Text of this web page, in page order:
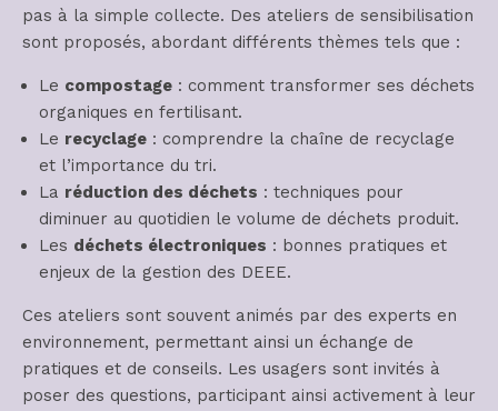
pas à la simple collecte. Des ateliers de sensibilisation
sont proposés, abordant différents thèmes tels que :
Le compostage : comment transformer ses déchets
organiques en fertilisant.
Le recyclage : comprendre la chaîne de recyclage
et l’importance du tri.
La réduction des déchets : techniques pour
diminuer au quotidien le volume de déchets produit.
Les déchets électroniques : bonnes pratiques et
enjeux de la gestion des DEEE.
Ces ateliers sont souvent animés par des experts en
environnement, permettant ainsi un échange de
pratiques et de conseils. Les usagers sont invités à
poser des questions, participant ainsi activement à leur